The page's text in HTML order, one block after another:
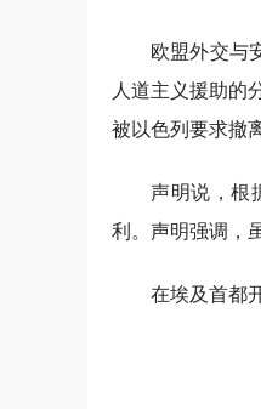
欧盟外交与
人道主义援助的
被以色列要求撤
声明说，根
利。声明强调，
在埃及首都